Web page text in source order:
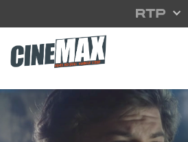
Saltar para o conteúdo principal